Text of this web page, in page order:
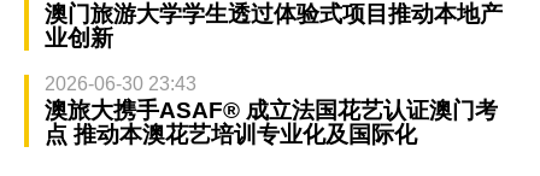
澳门旅游大学学生透过体验式项目推动本地产
业创新
2026-06-30 23:43
澳旅大携手ASAF® 成立法国花艺认证澳门考
点 推动本澳花艺培训专业化及国际化